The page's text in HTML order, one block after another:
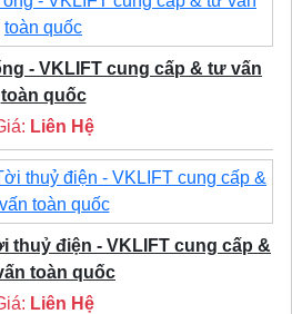
- VKLIFT cung cấp & tư vấn
toàn quốc
Liên Hệ
thuỷ điện - VKLIFT cung cấp &
toàn quốc
Liên Hệ